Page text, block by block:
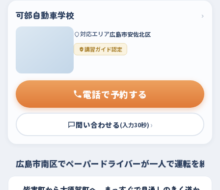
可部自動車学校 ›
対応エリア広島市安佐北区
講習ガイド認定
電話で予約する
問い合わせる(入力30秒) ›
広島市南区でペーパードライバーが一人で運転を練習